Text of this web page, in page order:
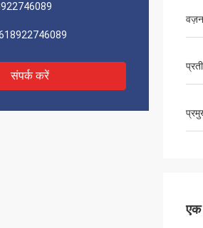
संपर्क करें
वज़न
एक